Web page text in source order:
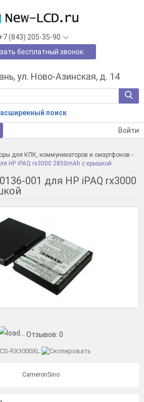
ул. Ново-Азинская, д. 14
поиск
(843) 205-35-90
бесплатный звонок
Войти
для КПК, коммуникаторов и смартфонов -
HP iPAQ rx3000 2850mAh с крышкой
001 для HP iPAQ rx3000
Отзывов: 0
CS-RX3000XL
CameronSino